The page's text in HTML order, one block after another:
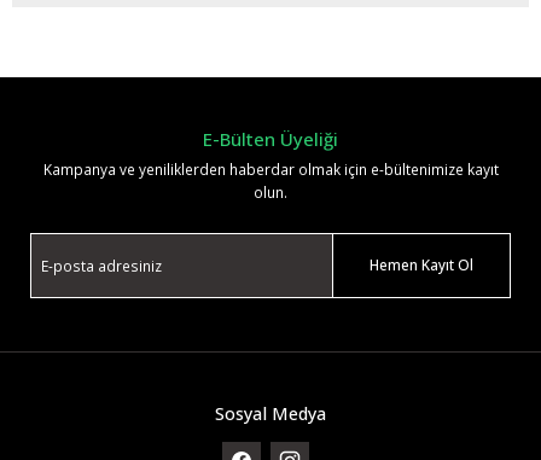
E-Bülten Üyeliği
Kampanya ve yeniliklerden haberdar olmak için e-bültenimize kayıt
olun.
Hemen Kayıt Ol
Sosyal Medya